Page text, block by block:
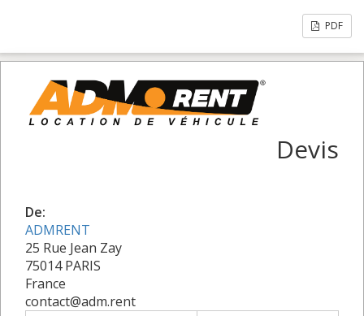
PDF
Devis
De:
ADMRENT
25 Rue Jean Zay
75014 PARIS
France
contact@adm.rent